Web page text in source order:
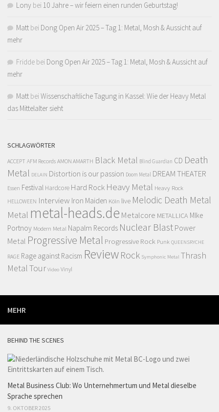
Lony bei 10 Jahre – wir feiern einen runden Geburtstag!
Matt bei Dong Open Air 2025 – Tag 1: Metal, Mosh & Aussicht auf
mehr
Fridde bei Dong Open Air 2025 – Tag 1: Metal, Mosh & Aussicht auf
mehr
Matt bei Wissenschaftliche Tagung in Kassel: Wie der Heavy Metal
das Mittelalter sieht
SCHLAGWÖRTER
ACCEPT AFM Records AMON AMARTH Black Metal Blind Guardian CD Death
Metal DELAIN Distortion is our passion Doom Metal DREAM THEATER
Essen Festival Hardcore Hard Rock Heavy Metal Heavy Rock
HELLOWEEN Interview Iron Maiden Köln live Melodic Death Metal
Metal metal-heads.de Metalcore METALLICA MIke
Portnoy Modern Metal Napalm Records Nuclear Blast Power
Metal Progressive Metal Progressive Rock Punk QUEENSRYCHE
RAGE Rage against Racism Review Rock Symphonic Metal Thrash
MetalTour Video Vinyl
MEHR
BEHIND THE SCENES
Metal Business Club: Wo Unternehmertum und Metal dieselbe
Sprache sprechen
9. OKTOBER 2025